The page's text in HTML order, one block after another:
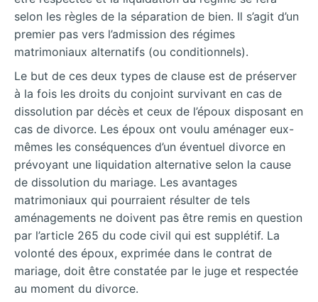
selon les règles de la séparation de bien. Il s’agit d’un
premier pas vers l’admission des régimes
matrimoniaux alternatifs (ou conditionnels).
Le but de ces deux types de clause est de préserver
à la fois les droits du conjoint survivant en cas de
dissolution par décès et ceux de l’époux disposant en
cas de divorce. Les époux ont voulu aménager eux-
mêmes les conséquences d’un éventuel divorce en
prévoyant une liquidation alternative selon la cause
de dissolution du mariage. Les avantages
matrimoniaux qui pourraient résulter de tels
aménagements ne doivent pas être remis en question
par l’article 265 du code civil qui est supplétif. La
volonté des époux, exprimée dans le contrat de
mariage, doit être constatée par le juge et respectée
au moment du divorce.